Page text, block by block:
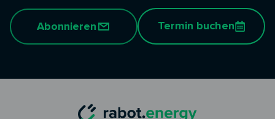
Abonnieren Termin buchen